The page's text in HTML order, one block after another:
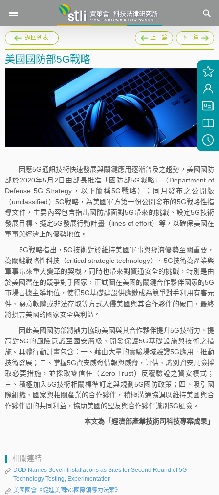
返回列表 上一篇 下一篇
美國國防部5G戰略
因應5G通訊技術快速發展與關鍵應用逐漸普及之趨勢，美國國防
部於2020年5月2日由部長批准「國防部5G戰略」（Department of
Defense 5G Strategy，以下簡稱5G戰略）；同月發布之公開版
（unclassified）5G戰略，為美國軍方第一份公開發布的5G戰略性指
導文件，主要內容包含指出國防部面對5G帶來的挑戰、設定5G技術
發展目標、擬定5G發展行動計畫（lines of effort）等，以確保美國在
軍事與經濟上的優勢地位。
5G戰略指出，5G技術對於維持美國軍事與經濟優勢至關重要，
為關鍵戰略性科技（critical strategic technology）。5G技術為產業與
軍事帶來重大變革的契機，同時也帶來對資通安全的挑戰，特別是由
於美國潛在的競爭對手國家，正試圖在美國的關鍵合作夥伴國家的5G
市場占據主導地位，使得5G基礎建設供應鏈成為競爭對手利用有害元
件、惡意軟體或非法存取等方式入侵美國與其合作夥伴的破口，最終
將損害美國的國家安全與利益。
因此美國國防部將鼎力協助美國與其合作夥伴提升5G技術力、提
高對5G的風險意識至國安層級、開發保護5G基礎設施與技術之措
施。具體行動計畫包含：一、藉由大量的實驗場域驗證5G應用，推動
技術發展；二、掌握5G資安威脅情報與威脅，評估、識別資安風險採
取必要措施，並採取零信任（Zero Trust）反覆驗證之資安模式；
三、積極加入5G技術相關標準訂定與規劃5G國防政策；四、吸引國
際組織、國家與相關產業的合作夥伴，積極溝通協調以維持美國與合
作夥伴間的共同利益，協助美國的盟友與合作夥伴識別5G風險。
本文為「經濟部產業技術司科技專案成果」
相關連結
DOD Names Seven Installations as Sites for Second Round of 5G
Technology Testing, Experimentation
美國國會《促進美國5G國際領導力法案》